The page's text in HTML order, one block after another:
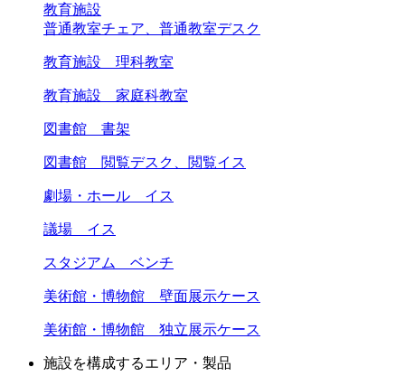
教育施設
普通教室チェア、普通教室デスク
教育施設 理科教室
教育施設 家庭科教室
図書館 書架
図書館 閲覧デスク、閲覧イス
劇場・ホール イス
議場 イス
スタジアム ベンチ
美術館・博物館 壁面展示ケース
美術館・博物館 独立展示ケース
施設を構成するエリア・製品